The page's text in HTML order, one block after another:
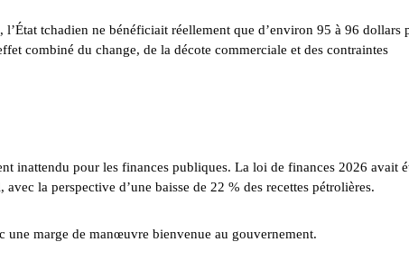
tchadien ne bénéficiait réellement que d’environ 95 à 96 dollars
combiné du change, de la décote commerciale et des contraintes
inattendu pour les finances publiques. La loi de finances 2026 avait
la perspective d’une baisse de 22 % des recettes pétrolières.
une marge de manœuvre bienvenue au gouvernement.